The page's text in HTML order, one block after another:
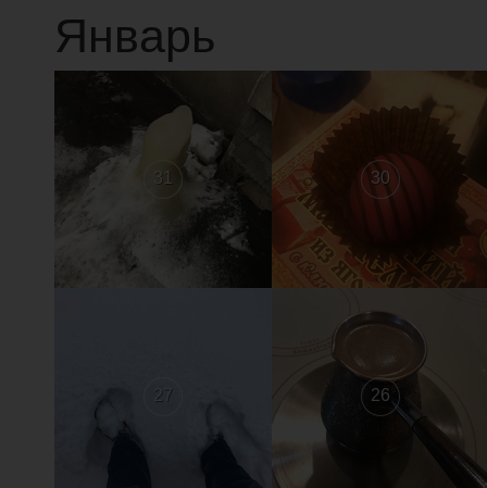
Январь
31 30
27 26